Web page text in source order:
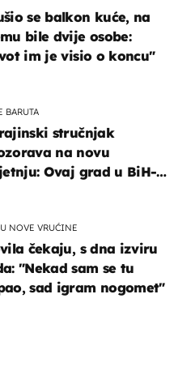
se balkon kuće, na
bile dvije osobe:
im je visio o koncu"
BARUTA
stručnjak
na novu
Ovaj grad u BiH-u
NOVE VRUĆINE
čekaju, s dna izviru
"Nekad sam se tu
sad igram nogomet"